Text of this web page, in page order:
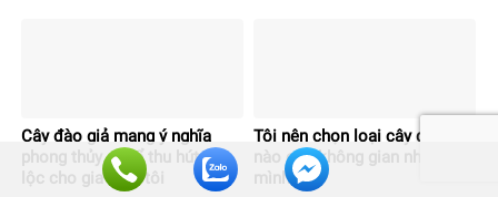
Cây đào giả mang ý nghĩa
phong thủy gì để thu hút tài
lộc cho gia đình tôi
Tôi nên chọn loại cây đào giả
nào cho không gian nhỏ của
mình